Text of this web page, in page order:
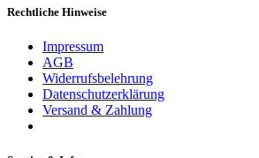
Rechtliche Hinweise
Impressum
AGB
Widerrufsbelehrung
Datenschutzerklärung
Versand & Zahlung